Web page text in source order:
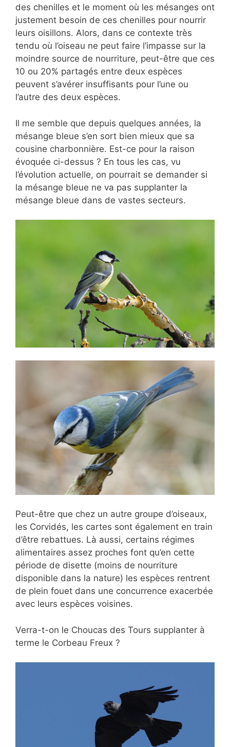
des chenilles et le moment où les mésanges ont
justement besoin de ces chenilles pour nourrir
leurs oisillons. Alors, dans ce contexte très
tendu où l’oiseau ne peut faire l’impasse sur la
moindre source de nourriture, peut-être que ces
10 ou 20% partagés entre deux espèces
peuvent s’avérer insuffisants pour l’une ou
l’autre des deux espèces.
Il me semble que depuis quelques années, la
mésange bleue s’en sort bien mieux que sa
cousine charbonnière. Est-ce pour la raison
évoquée ci-dessus ? En tous les cas, vu
l’évolution actuelle, on pourrait se demander si
la mésange bleue ne va pas supplanter la
mésange bleue dans de vastes secteurs.
Peut-être que chez un autre groupe d’oiseaux,
les Corvidés, les cartes sont également en train
d’être rebattues. Là aussi, certains régimes
alimentaires assez proches font qu’en cette
période de disette (moins de nourriture
disponible dans la nature) les espèces rentrent
de plein fouet dans une concurrence exacerbée
avec leurs espèces voisines.
Verra-t-on le Choucas des Tours supplanter à
terme le Corbeau Freux ?